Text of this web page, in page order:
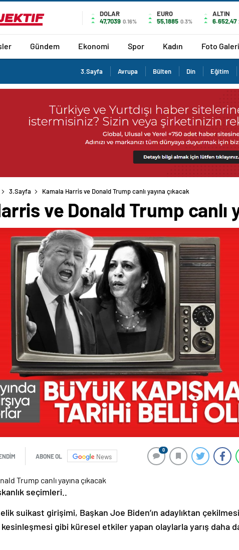
DOLAR
47,7039 0.16%
EURO
55,1885 0.3%
ALTIN
6.652,47
Gündem Ekonomi Spor Kadın Foto Galeri
3.Sayfa Avrupa Bülten Din Eğitim
3.Sayfa Kamala Harris ve Donald Trump canlı yayına çıkacak
ve Donald Trump canlı
ABONE OL News
0
seçimleri..
suikast girişimi, Başkan Joe Biden’ın adaylıktan
kesinleşmesi gibi küresel etkiler yapan olaylarla yarış daha